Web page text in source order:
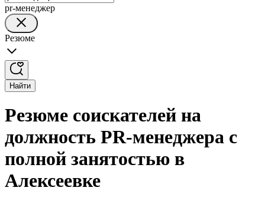
pr-менеджер
Резюме
Найти
Резюме соискателей на
должность PR-менеджера с
полной занятостью в
Алексеевке